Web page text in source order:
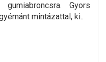
Gyors
mintázattal, ki..